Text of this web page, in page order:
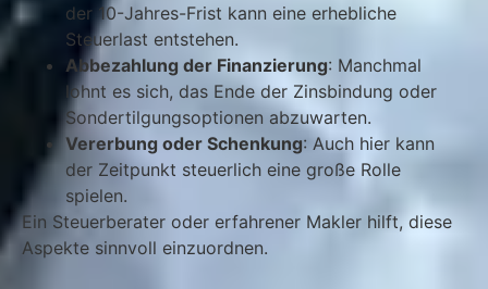
der 10-Jahres-Frist kann eine erhebliche
Steuerlast entstehen.
Abbezahlung der Finanzierung: Manchmal
lohnt es sich, das Ende der Zinsbindung oder
Sondertilgungsoptionen abzuwarten.
Vererbung oder Schenkung: Auch hier kann
der Zeitpunkt steuerlich eine große Rolle
spielen.
Ein Steuerberater oder erfahrener Makler hilft, diese
Aspekte sinnvoll einzuordnen.